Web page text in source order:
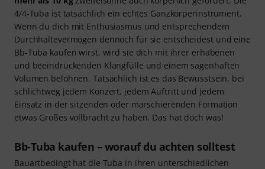
4/4-Tuba ist tatsächlich ein echtes Ganzkörperinstrument.
Wenn du dich mit Enthusiasmus und entsprechendem
Durchhaltevermögen dennoch für sie entscheidest und eine
Bb-Tuba kaufen wirst, wird sie dich mit ihrer erhabenen
und beeindruckenden Klangfülle und einem sagenhaften
Volumen belohnen. Tatsächlich ist es das Bewusstsein, bei
schlichtweg jedem Konzert, jedem Auftritt und jedem
Einsatz in der sitzenden oder marschierenden Formation
etwas Großes vollbracht zu haben. Das hat doch was!
Bb-Tuba kaufen – worauf du achten solltest
Bauartbedingt hat die Tuba in ihren unterschiedlichen